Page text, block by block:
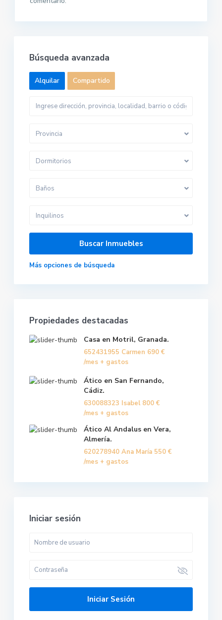
Búsqueda avanzada
Alquilar Compartido
Provincia
Dormitorios
Baños
Inquilinos
Más opciones de búsqueda
Propiedades destacadas
Casa en Motril, Granada.
652431955 Carmen 690 €
/mes + gastos
Ático en San Fernando,
Cádiz.
630088323 Isabel 800 €
/mes + gastos
Ático Al Andalus en Vera,
Almería.
620278940 Ana María 550 €
/mes + gastos
Iniciar sesión
Iniciar Sesión